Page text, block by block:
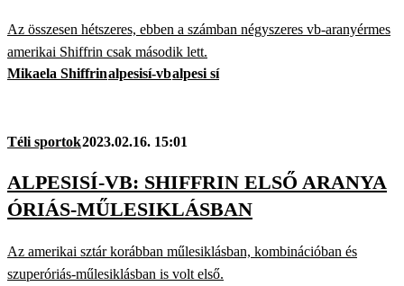
Az összesen hétszeres, ebben a számban négyszeres vb-aranyérmes
amerikai Shiffrin csak második lett.
Mikaela Shiffrinalpesisí-vbalpesi sí
Téli sportok2023.02.16. 15:01
ALPESISÍ-VB: SHIFFRIN ELSŐ ARANYA
ÓRIÁS-MŰLESIKLÁSBAN
Az amerikai sztár korábban műlesiklásban, kombinációban és
szuperóriás-műlesiklásban is volt első.